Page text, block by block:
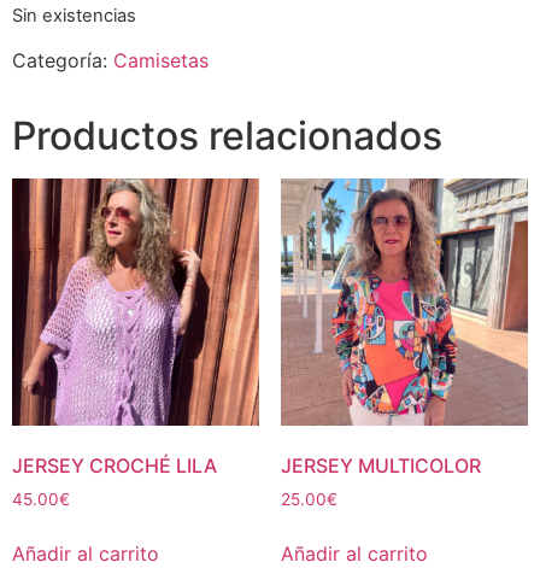
Sin existencias
Categoría: Camisetas
Productos relacionados
JERSEY CROCHÉ LILA
45.00€
Añadir al carrito
JERSEY MULTICOLOR
25.00€
Añadir al carrito